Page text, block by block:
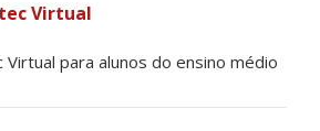
Virtual
para alunos do ensino médio